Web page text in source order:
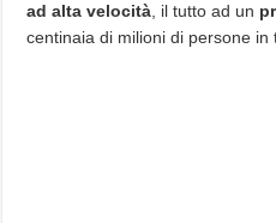
ad alta velocità , il tutto ad un
centinaia di milioni di persone in